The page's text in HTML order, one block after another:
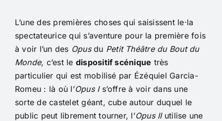
L’une des premières choses qui saisissent le·la
spectateurice qui s’aventure pour la première fois
à voir l’un des Opusdu Petit Théâtre du Bout du
Monde, c’est le dispositif scénique très
particulier qui est mobilisé par Ézéquiel Garcia-
Romeu : là où l’Opus Is’offre à voir dans une
sorte de castelet géant, cube autour duquel le
public peut librement tourner, l’Opus IIutilise une